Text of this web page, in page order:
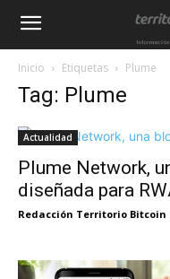
Inicio Etiquetas Plume
Tag: Plume
Actualidad
Plume Network,
diseñada para
Redacción Territorio Bitcoin